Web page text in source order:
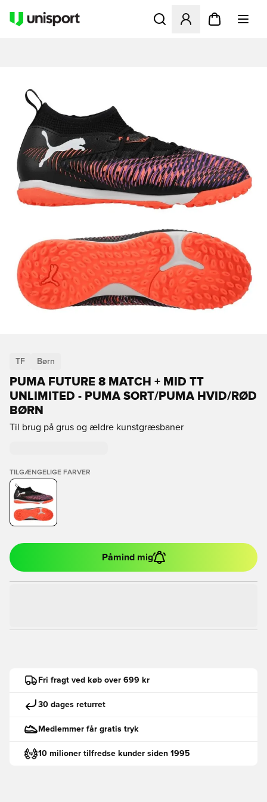
Åbner en Modal til at
TF Børn
PUMA FUTURE 8 MATCH + MID TT
UNLIMITED - PUMA SORT/PUMA HVID/RØD
BØRN
Til brug på grus og ældre kunstgræsbaner
TILGÆNGELIGE FARVER
Påmind mig
Fri fragt ved køb over 699 kr
30 dages returret
Medlemmer får gratis tryk
10 milioner tilfredse kunder siden 1995